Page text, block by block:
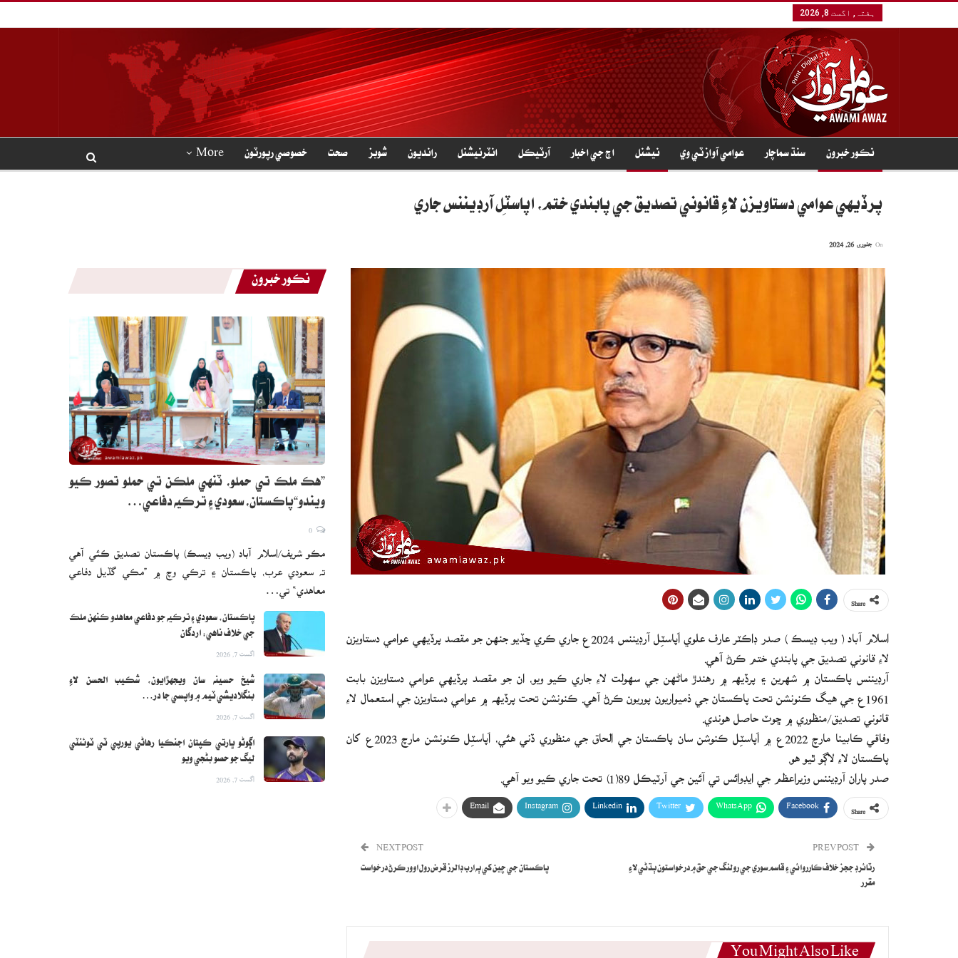
ہفتہ, اگست 8, 2026
نڪور خبرون سنڌ سماچار عوامي آواز ٽي وي نيشنل اڄ جي اخبار آرٽيڪل انٽرنيشنل رانديون شوبز صحت خصوصي رپورٽون More
پرڏيهي عوامي دستاويزن لاءِ قانوني تصديق جي پابندي ختم، اَپاسٽِل آرڊيننس جاري
اسلام آباد ( ويب ڊيسڪ ) صدر ڊاڪٽر عارف علوي اَپاسٽِل آرڊيننس 2024ع جاري ڪري ڇڏيو جنهن جو مقصد پرڏيهي عوامي دستاويزن
لاءِ قانوني تصديق جي پابندي ختم ڪرڻ آهي.
آرڊيننس پاڪستان ۾ شهرين ۽ پرڏيهه ۾ رهندڙ ماڻهن جي سهولت لاءِ جاري ڪيو ويو، ان جو مقصد پرڏيهي عوامي دستاويزن بابت
1961ع جي هيگ ڪنونشن تحت پاڪستان جي ذميواريون پوريون ڪرڻ آهي. ڪنونشن تحت پرڏيهه ۾ عوامي دستاويزن جي استعمال لاءِ
قانوني تصديق/منظوري ۾ ڇوٽ حاصل هوندي.
وفاقي ڪابينا مارچ 2022ع ۾ اَپاسٽِل ڪنوشن سان پاڪستان جي الحاق جي منظوري ڏني هئي، اَپاسٽِل ڪنونشن مارچ 2023ع کان
پاڪستان لاءِ لاڳو ٿيو هو.
صدر پاران آرڊيننس وزيراعظم جي ايڊوائس تي آئين جي آرٽيڪل 89(1) تحت جاري ڪيو ويو آهي.
Facebook
WhatsApp
Twitter
Linkedin
Instagram
Email
رٽائرڊ ججز خلاف ڪارروائي ۽ قاسم سوري جي رولنگ جي حق ۾ درخواستون ٻڌڻي لاءِ
مقرر
NEXT POST
پاڪستان جي چين کي ٻه ارب ڊالرز قرض رول اوور ڪرڻ درخواست
You Might Also Like
نڪور خبرون
”هڪ ملڪ تي حملو، ٽنهي ملڪن تي حملو تصور ڪيو
ويندو“پاڪستان، سعودي ۽ ترڪيه دفاعي…
مڪو شريف/اسلام آباد (ويب ڊيسڪ) پاڪستان تصديق ڪئي آهي
ته سعودي عرب، پاڪستان ۽ ترڪي وچ ۾ ”مڪي گڏيل دفاعي
معاهدي“ تي…
پاڪستان، سعودي ۽ ترڪيه جو دفاعي معاهدو ڪنهن ملڪ
جي خلاف ناهي: اردگان
اگست 7, 2026
شيخ حسينه سان ويجهڙايون، شڪيب الحسن لاءِ
بنگلاديشي ٽيم ۾ واپسي جا در…
اگست 7, 2026
اڳوڻو ڀارتي ڪپتان اجنڪيا رهاڻي يورپي ٽي ٽوئنٽي
ليگ جو حصو بڻجي ويو
اگست 7, 2026